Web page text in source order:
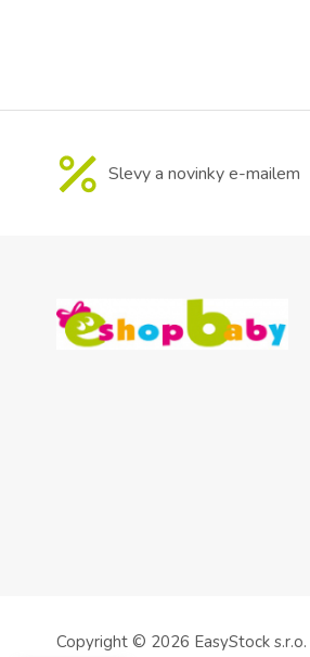
Slevy a novinky e-mailem
Copyright © 2026 EasyStock s.r.o.